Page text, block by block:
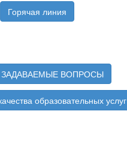
Горячая линия
ЗАДАВАЕМЫЕ ВОПРОСЫ
образовательных услуг